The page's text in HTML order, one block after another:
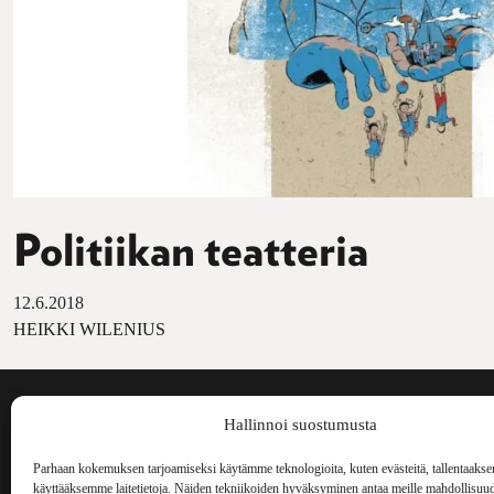
Hallinnoi suostumusta
Parhaan kokemuksen tarjoamiseksi käytämme teknologioita, kuten evästeitä,
käyttääksemme laitetietoja. Näiden tekniikoiden hyväksyminen antaa meille
Politiikan teatteria
12.6.2018
HEIKKI WILENIUS
Voima Kustannus
Voima on
kulttuurilehti.
aiheita niin
ilmestynyt